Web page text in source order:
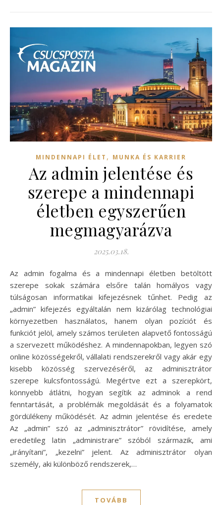
MINDENNAPI ÉLET , MUNKA ÉS KARRIER
Az admin jelentése és
szerepe a mindennapi
életben egyszerűen
megmagyarázva
2025.03.18.
Az admin fogalma és a mindennapi életben betöltött
szerepe sokak számára elsőre talán homályos vagy
túlságosan informatikai kifejezésnek tűnhet. Pedig az
„admin” kifejezés egyáltalán nem kizárólag technológiai
környezetben használatos, hanem olyan pozíciót és
funkciót jelöl, amely számos területen alapvető fontosságú
a szervezett működéshez. A mindennapokban, legyen szó
online közösségekről, vállalati rendszerekről vagy akár egy
kisebb közösség szervezéséről, az adminisztrátor
szerepe kulcsfontosságú. Megértve ezt a szerepkört,
könnyebb átlátni, hogyan segítik az adminok a rend
fenntartását, a problémák megoldását és a folyamatok
gördülékeny működését. Az admin jelentése és eredete
Az „admin” szó az „adminisztrátor” rövidítése, amely
eredetileg latin „administrare” szóból származik, ami
„irányítani”, „kezelni” jelent. Az adminisztrátor olyan
személy, aki különböző rendszerek,…
TOVÁBB